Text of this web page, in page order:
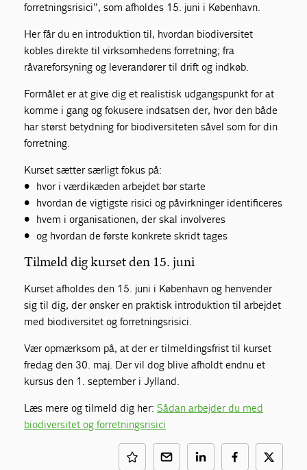
forretningsrisici”, som afholdes 15. juni i København.
Her får du en introduktion til, hvordan biodiversitet
kobles direkte til virksomhedens forretning; fra
råvareforsyning og leverandører til drift og indkøb.
Formålet er at give dig et realistisk udgangspunkt for at
komme i gang og fokusere indsatsen der, hvor den både
har størst betydning for biodiversiteten såvel som for din
forretning.
Kurset sætter særligt fokus på:
• hvor i værdikæden arbejdet bør starte
• hvordan de vigtigste risici og påvirkninger identificeres
• hvem i organisationen, der skal involveres
• og hvordan de første konkrete skridt tages
Tilmeld dig kurset den 15. juni
Kurset afholdes den 15. juni i København og henvender
sig til dig, der ønsker en praktisk introduktion til arbejdet
med biodiversitet og forretningsrisici.
Vær opmærksom på, at der er tilmeldingsfrist til kurset
fredag den 30. maj. Der vil dog blive afholdt endnu et
kursus den 1. september i Jylland.
Læs mere og tilmeld dig her:Sådan arbejder du med
biodiversitet og forretningsrisici